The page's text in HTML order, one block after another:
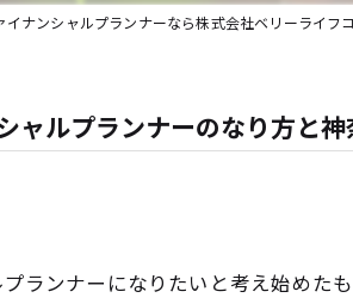
ャルプランナーのなり方と
ランナーになりたいと考え始めた